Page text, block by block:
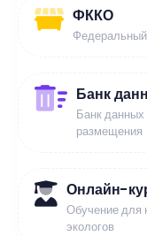
ФККО
Банк
Банк данных
размещения
Онлайн-
Обучение для
экологов